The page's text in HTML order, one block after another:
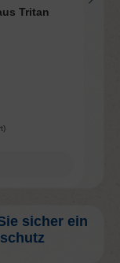
Tritan
sicher ein